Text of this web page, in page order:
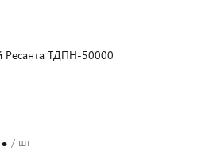
Ресанта ТДПН-50000
/ шт